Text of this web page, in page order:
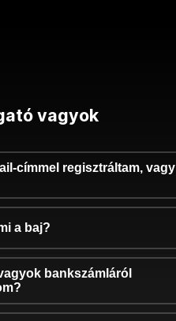
vagyok
címmel regisztráltam, vagy
a baj?
bankszámláról